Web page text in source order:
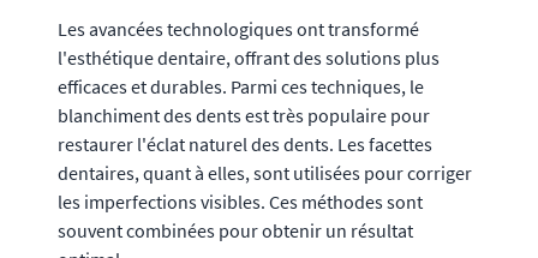
Les avancées technologiques ont transformé
l'esthétique dentaire, offrant des solutions plus
efficaces et durables. Parmi ces techniques, le
blanchiment des dents est très populaire pour
restaurer l'éclat naturel des dents. Les facettes
dentaires, quant à elles, sont utilisées pour corriger
les imperfections visibles. Ces méthodes sont
souvent combinées pour obtenir un résultat